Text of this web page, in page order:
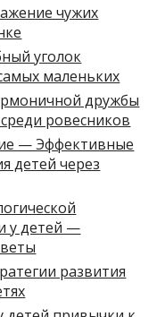
чужих
уголок
маленьких
дружбы
ровесников
— Эффективные
детей через
у детей —
развития